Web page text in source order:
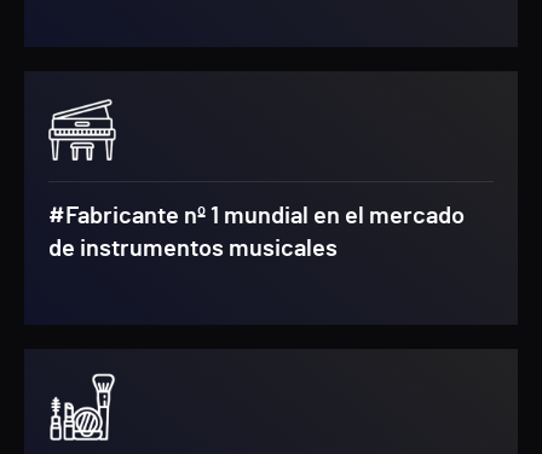
#Fabricante nº 1 mundial en el mercado
de instrumentos musicales